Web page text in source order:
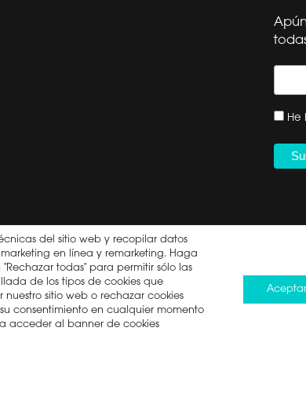
He
MULTIS
ACCESIBILIDAD
DERECHO A LA
REPARACIÓN
del sitio web y recopilar datos
en línea y remarketing. Haga
todas" para permitir sólo las
de los tipos de cookies que
sitio web o rechazar cookies
consentimiento en cualquier momento
acceder al banner de cookies